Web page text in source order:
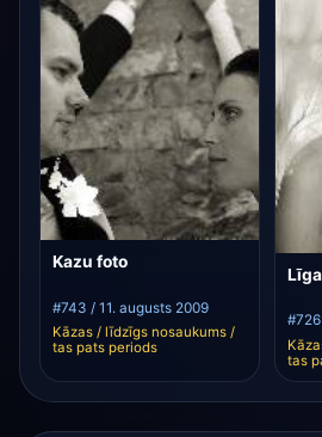
Kazu foto
#743 / 11. augusts 2009
Kāzas / līdzīgs nosaukums /
tas pats periods
tas